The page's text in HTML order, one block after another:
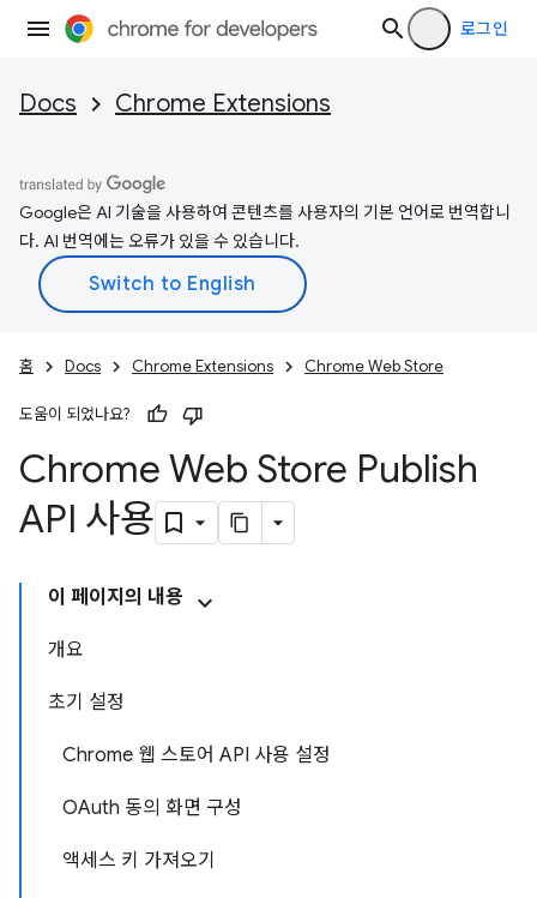
로그인
Docs Chrome Extensions
Google은 AI 기술을 사용하여 콘텐츠를 사용자의 기본 언어로 번역합니
다. AI 번역에는 오류가 있을 수 있습니다.
홈 Docs Chrome Extensions Chrome Web Store
도움이 되었나요?
Chrome Web Store Publish
API 사용
이 페이지의 내용
개요
초기 설정
Chrome 웹 스토어 API 사용 설정
OAuth 동의 화면 구성
액세스 키 가져오기